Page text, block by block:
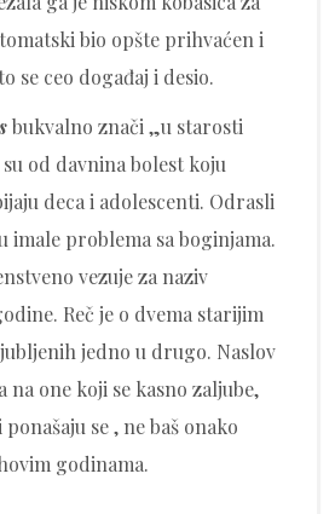
bio opšte prihvaćen i
se ceo događaj i desio.
bukvalno znači „u starosti
od davnina bolest koju
deca i adolescenti. Odrasli
imale problema sa boginjama.
vezuje za naziv
Reč je o dvema starijim
jedno u drugo. Naslov
na one koji se kasno zaljube,
se , ne baš onako
godinama.